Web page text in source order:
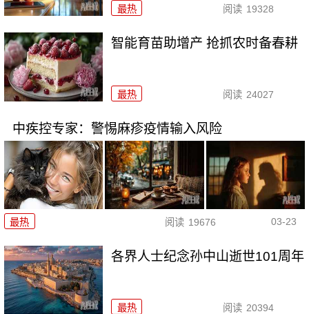
最热 阅读 19328
智能育苗助增产 抢抓农时备春耕
最热 阅读 24027
中疾控专家：警惕麻疹疫情输入风险
最热 阅读 19676 03-23
各界人士纪念孙中山逝世101周年
最热 阅读 20394